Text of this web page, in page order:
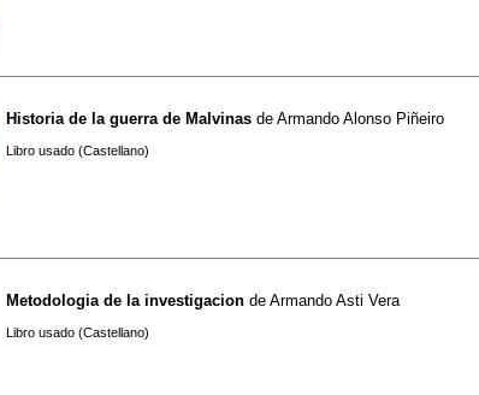
Historia de la guerra de Malvinas de Armando Alonso Piñeiro
Libro usado (Castellano)
Metodologia de la investigacion de Armando Asti Vera
Libro usado (Castellano)